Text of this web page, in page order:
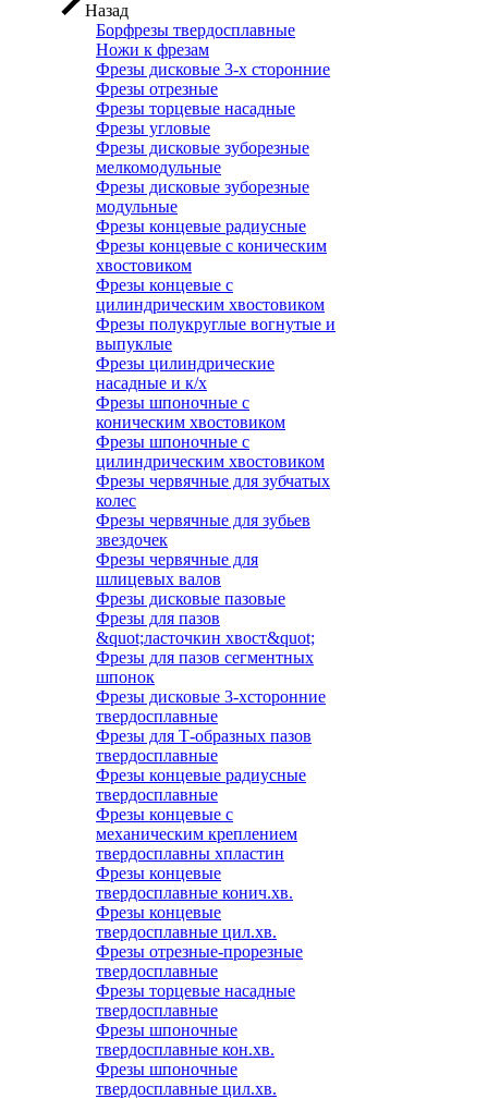
Назад
Борфрезы твердосплавные
Ножи к фрезам
Фрезы дисковые 3-х сторонние
Фрезы отрезные
Фрезы торцевые насадные
Фрезы угловые
Фрезы дисковые зуборезные
мелкомодульные
Фрезы дисковые зуборезные
модульные
Фрезы концевые радиусные
Фрезы концевые с коническим
хвостовиком
Фрезы концевые с
цилиндрическим хвостовиком
Фрезы полукруглые вогнутые и
выпуклые
Фрезы цилиндрические
насадные и к/х
Фрезы шпоночные с
коническим хвостовиком
Фрезы шпоночные с
цилиндрическим хвостовиком
Фрезы червячные для зубчатых
колес
Фрезы червячные для зубьев
звездочек
Фрезы червячные для
шлицевых валов
Фрезы дисковые пазовые
Фрезы для пазов
&quot;ласточкин хвост&quot;
Фрезы для пазов сегментных
шпонок
Фрезы дисковые 3-хсторонние
твердосплавные
Фрезы для Т-образных пазов
твердосплавные
Фрезы концевые радиусные
твердосплавные
Фрезы концевые с
механическим креплением
твердосплавны хпластин
Фрезы концевые
твердосплавные конич.хв.
Фрезы концевые
твердосплавные цил.хв.
Фрезы отрезные-прорезные
твердосплавные
Фрезы торцевые насадные
твердосплавные
Фрезы шпоночные
твердосплавные кон.хв.
Фрезы шпоночные
твердосплавные цил.хв.